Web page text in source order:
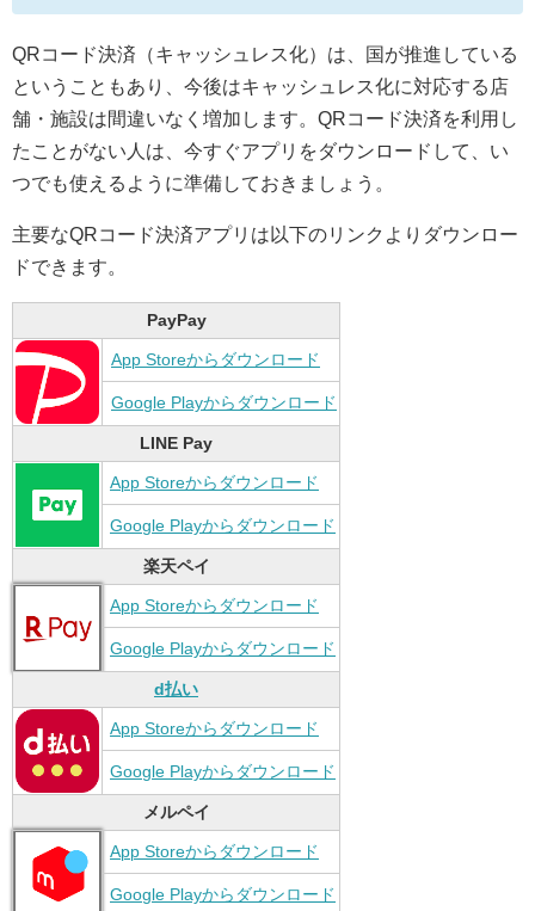
QRコード決済（キャッシュレス化）は、国が推進している
ということもあり、今後はキャッシュレス化に対応する店
舗・施設は間違いなく増加します。QRコード決済を利用し
たことがない人は、今すぐアプリをダウンロードして、い
つでも使えるように準備しておきましょう。
主要なQRコード決済アプリは以下のリンクよりダウンロー
ドできます。
PayPay
App Storeからダウンロード
Google Playからダウンロード
LINE Pay
App Storeからダウンロード
Google Playからダウンロード
楽天ペイ
App Storeからダウンロード
Google Playからダウンロード
d払い
App Storeからダウンロード
Google Playからダウンロード
メルペイ
App Storeからダウンロード
Google Playからダウンロード